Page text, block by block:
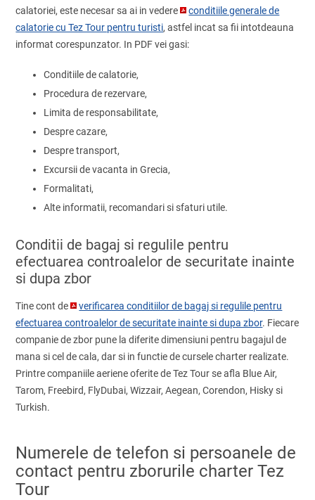
calatoriei, este necesar sa ai in vedere
conditiile generale de
calatorie cu Tez Tour pentru turisti, astfel incat sa fii intotdeauna
informat corespunzator. In PDF vei gasi:
Conditiile de calatorie,
Procedura de rezervare,
Limita de responsabilitate,
Despre cazare,
Despre transport,
Excursii de vacanta in Grecia,
Formalitati,
Alte informatii, recomandari si sfaturi utile.
Conditii de bagaj si regulile pentru
efectuarea controalelor de securitate inainte
si dupa zbor
Tine cont de
verificarea conditiilor de bagaj si regulile pentru
efectuarea controalelor de securitate inainte si dupa zbor. Fiecare
companie de zbor pune la diferite dimensiuni pentru bagajul de
mana si cel de cala, dar si in functie de cursele charter realizate.
Printre companiile aeriene oferite de Tez Tour se afla Blue Air,
Tarom, Freebird, FlyDubai, Wizzair, Aegean, Corendon, Hisky si
Turkish.
Numerele de telefon si persoanele de
contact pentru zborurile charter Tez
Tour